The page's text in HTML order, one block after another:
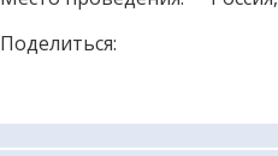
Поделиться: